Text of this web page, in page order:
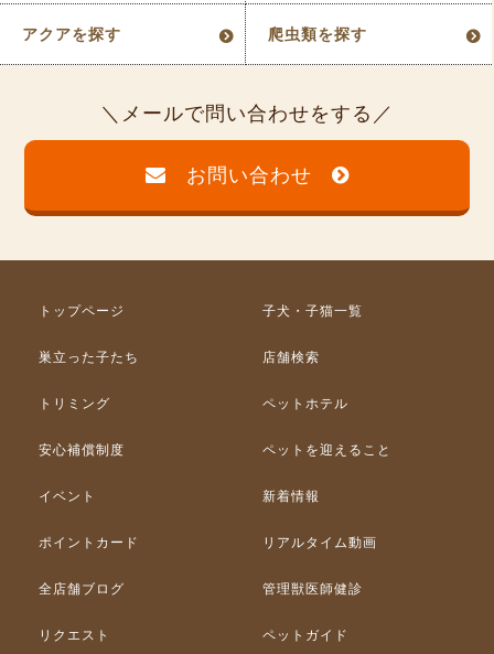
アクアを探す 爬虫類を探す
メールで問い合わせをする
お問い合わせ
トップページ 子犬・子猫一覧
巣立った子たち 店舗検索
トリミング ペットホテル
安心補償制度 ペットを迎えること
イベント 新着情報
ポイントカード リアルタイム動画
全店舗ブログ 管理獣医師健診
リクエスト ペットガイド